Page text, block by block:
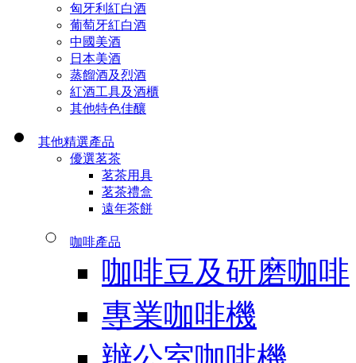
匈牙利紅白酒
葡萄牙紅白酒
中國美酒
日本美酒
蒸餾酒及烈酒
紅酒工具及酒櫃
其他特色佳釀
其他精選產品
優選茗茶
茗茶用具
茗茶禮盒
遠年茶餅
咖啡產品
咖啡豆及研磨咖啡
專業咖啡機